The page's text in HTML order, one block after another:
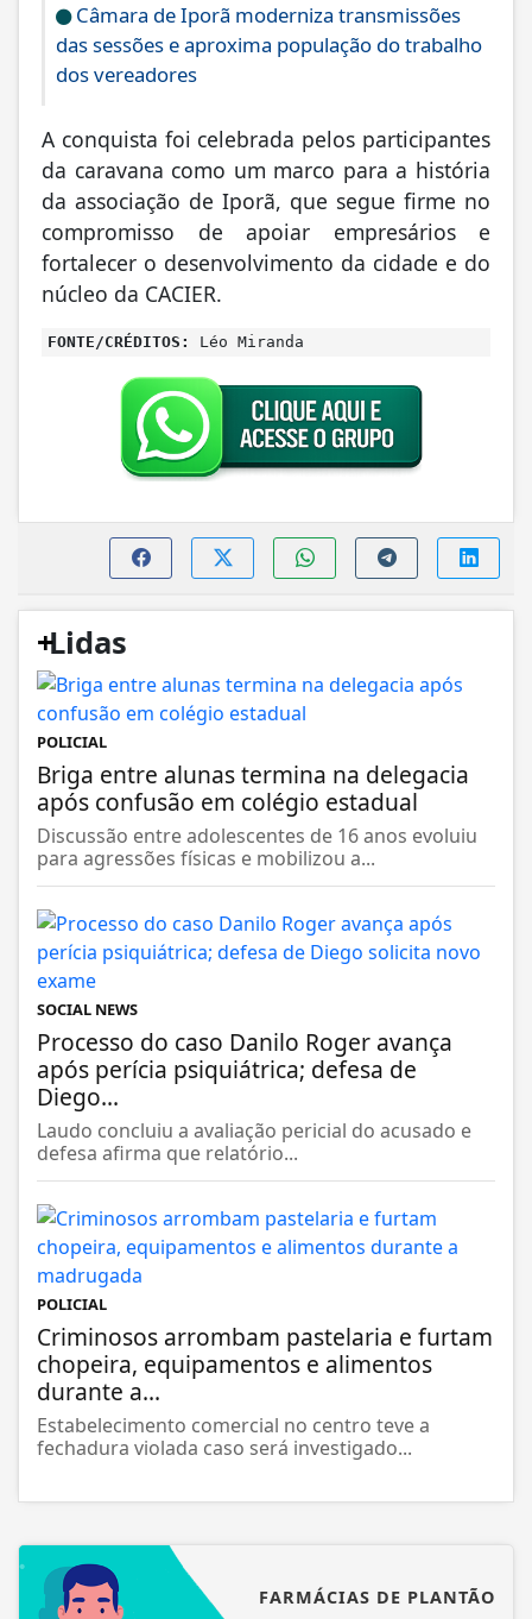
Câmara de Iporã moderniza transmissões
das sessões e aproxima população do trabalho
dos vereadores
A conquista foi celebrada pelos participantes
da caravana como um marco para a história
da associação de Iporã, que segue firme no
compromisso de apoiar empresários e
fortalecer o desenvolvimento da cidade e do
núcleo da CACIER.
FONTE/CRÉDITOS: Léo Miranda
+
Lidas
POLICIAL
Briga entre alunas termina na delegacia
após confusão em colégio estadual
Discussão entre adolescentes de 16 anos evoluiu
para agressões físicas e mobilizou a...
SOCIAL NEWS
Processo do caso Danilo Roger avança
após perícia psiquiátrica; defesa de
Diego...
Laudo concluiu a avaliação pericial do acusado e
defesa afirma que relatório...
POLICIAL
Criminosos arrombam pastelaria e furtam
chopeira, equipamentos e alimentos
durante a...
Estabelecimento comercial no centro teve a
fechadura violada caso será investigado...
FARMÁCIAS DE PLANTÃO